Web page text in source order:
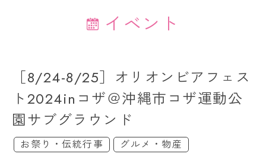
イベント
［8/24-8/25］オリオンビアフェス
ト2024inコザ＠沖縄市コザ運動公
園サブグラウンド
お祭り・伝統行事
グルメ・物産